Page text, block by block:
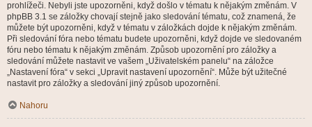
prohlížeči. Nebyli jste upozorněni, když došlo v tématu k nějakým změnám. V
phpBB 3.1 se záložky chovají stejně jako sledování tématu, což znamená, že
můžete být upozorněni, když v tématu v záložkách dojde k nějakým změnám.
Při sledování fóra nebo tématu budete upozorněni, když dojde ve sledovaném
fóru nebo tématu k nějakým změnám. Způsob upozornění pro záložky a
sledování můžete nastavit ve vašem „Uživatelském panelu“ na záložce
„Nastavení fóra“ v sekci „Upravit nastavení upozornění“. Může být užitečné
nastavit pro záložky a sledování jiný způsob upozornění.
Nahoru